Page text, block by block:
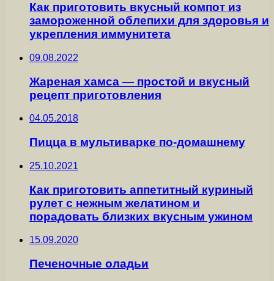
Как приготовить вкусный компот из
замороженной облепихи для здоровья и
укрепления иммунитета
09.08.2022
Жареная хамса — простой и вкусный
рецепт приготовления
04.05.2018
Пицца в мультиварке по-домашнему
25.10.2021
Как приготовить аппетитный куриный
рулет с нежным желатином и
порадовать близких вкусным ужином
15.09.2020
Печеночные оладьи